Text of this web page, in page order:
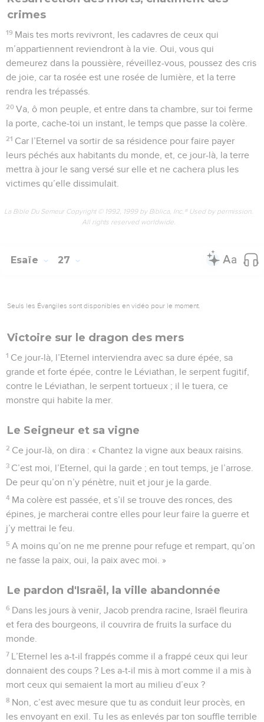
crimes
19 Mais tes morts revivront, les cadavres de ceux qui
m’appartiennent reviendront à la vie. Oui, vous qui
demeurez dans la poussière, réveillez-vous, poussez des cris
de joie, car ta rosée est une rosée de lumière, et la terre
rendra les trépassés.
20 Va, ô mon peuple, et entre dans ta chambre, sur toi ferme
la porte, cache-toi un instant, le temps que passe la colère.
21 Car l’Eternel va sortir de sa résidence pour faire payer
leurs péchés aux habitants du monde, et, ce jour-là, la terre
mettra à jour le sang versé sur elle et ne cachera plus les
victimes qu’elle dissimulait.
La Bible Du Semeur Copyright © 1992, 1999 by Biblica, Inc.® Used by permission.
All rights reserved worldwide.
Esaïe 27
Seuls les Évangiles sont disponibles en vidéo pour le moment.
Victoire sur le dragon des mers
1 Ce jour-là, l’Eternel interviendra avec sa dure épée, sa
grande et forte épée, contre le Léviathan, le serpent fugitif,
contre le Léviathan, le serpent tortueux ; il le tuera, ce
monstre qui habite la mer.
Le Seigneur et sa vigne
2 Ce jour-là, on dira : « Chantez la vigne aux beaux raisins.
3 C’est moi, l’Eternel, qui la garde ; en tout temps, je l’arrose.
De peur qu’on n’y pénètre, nuit et jour je la garde.
4 Ma colère est passée, et s’il se trouve des ronces, des
épines, je marcherai contre elles pour leur faire la guerre et
j’y mettrai le feu.
5 A moins qu’on ne me prenne pour refuge et rempart, qu’on
ne fasse la paix, oui, la paix avec moi. »
Le pardon d'Israël, la ville abandonnée
6 Dans les jours à venir, Jacob prendra racine, Israël fleurira
et fera des bourgeons, il couvrira de fruits la surface du
monde.
7 L’Eternel les a-t-il frappés comme il a frappé ceux qui leur
donnaient des coups ? Les a-t-il mis à mort comme il a mis à
mort ceux qui semaient la mort au milieu d’eux ?
8 Non, c’est avec mesure que tu as conduit leur procès, en
les envoyant en exil. Tu les as enlevés par ton souffle terrible